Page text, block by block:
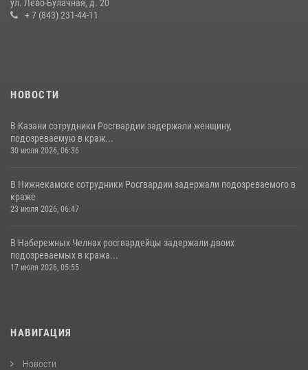
15 июля 2026, 08:41
ул. Лево-Булачная, д. 20
+ 7 (843) 231-44-11
НОВОСТИ
В Казани сотрудники Росгвардии задержали женщину,
подозреваемую в краж...
30 июля 2026, 06:36
В Нижнекамске сотрудники Росгвардии задержали подозреваемого в
краже
23 июля 2026, 06:47
В Набережных Челнах росгвардейцы задержали двоих
подозреваемых в кража...
17 июля 2026, 05:55
НАВИГАЦИЯ
Новости